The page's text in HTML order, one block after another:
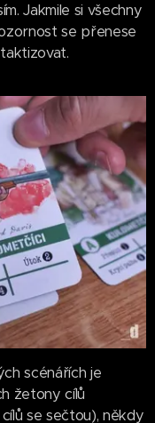
Jakmile si všechny
se přenese
scénářích je
žetony cílů
se sečtou), někdy